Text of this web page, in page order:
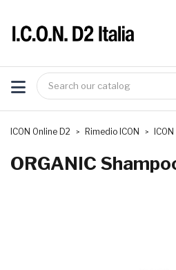
ICON Online D2 Rimedio ICON
ORGANIC